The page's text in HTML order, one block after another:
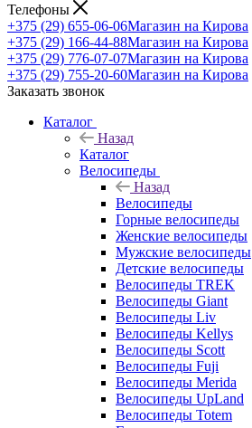
Телефоны
+375 (29) 655-06-06Магазин на Кирова
+375 (29) 166-44-88Магазин на Кирова
+375 (29) 776-07-07Магазин на Кирова
+375 (29) 755-20-60Магазин на Кирова
Заказать звонок
Каталог
Назад
Каталог
Велосипеды
Назад
Велосипеды
Горные велосипеды
Женские велосипеды
Мужские велосипеды
Детские велосипеды
Велосипеды TREK
Велосипеды Giant
Велосипеды Liv
Велосипеды Kellys
Велосипеды Scott
Велосипеды Fuji
Велосипеды Merida
Велосипеды UpLand
Велосипеды Totem